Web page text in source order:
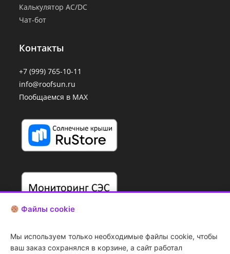
Калькулятор AC/DC
Чат-бот
Контакты
+7 (999) 765-10-11
info@roofsun.ru
Пообщаемся в MAX
Файлы cookie
Мы используем только необходимые файлы cookie, чтобы
ваш заказ сохранялся в корзине, а сайт работал